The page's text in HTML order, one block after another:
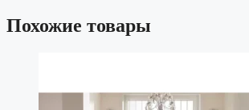
Похожие товары